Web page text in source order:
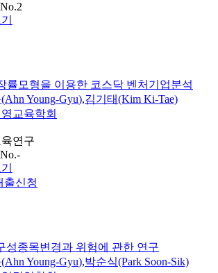
률모형을 이용한 코스닥 벤처기업분석
(AhnYoung-Gyu),김기태(Kim Ki-Tae)
교육학회
연구
출신청
성종목변경과 위험에 관한 연구
(AhnYoung-Gyu),박순식(Park Soon-Sik)